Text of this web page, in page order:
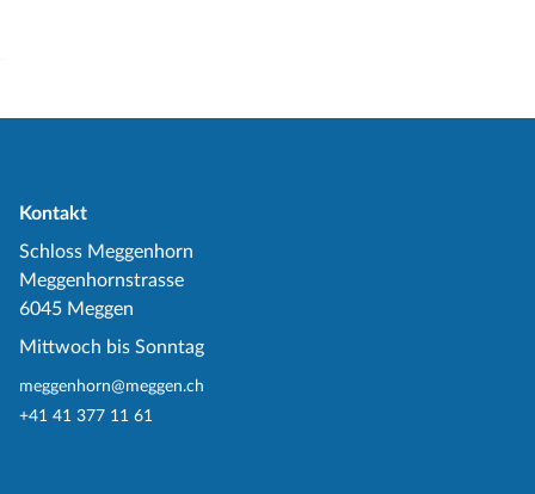
Kontakt
Schloss Meggenhorn
Meggenhornstrasse
6045 Meggen
Mittwoch bis Sonntag
meggenhorn@meggen.ch
+41 41 377 11 61